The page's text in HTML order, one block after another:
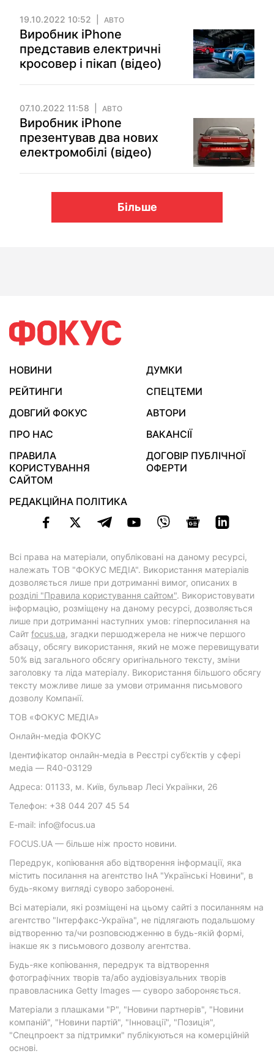
19.10.2022 10:52 АВТО
Виробник iPhone
представив електричні
кросовер і пікап (відео)
07.10.2022 11:58 АВТО
Виробник iPhone
презентував два нових
електромобілі (відео)
Більше
НОВИНИ
ДУМКИ
РЕЙТИНГИ
СПЕЦТЕМИ
ДОВГИЙ ФОКУС
АВТОРИ
ПРО НАС
ВАКАНСІЇ
ПРАВИЛА
КОРИСТУВАННЯ
САЙТОМ
ДОГОВІР ПУБЛІЧНОЇ
ОФЕРТИ
РЕДАКЦІЙНА ПОЛІТИКА
Всі права на матеріали, опубліковані на даному ресурсі,
належать ТОВ "ФОКУС МЕДІА". Використання матеріалів
дозволяється лише при дотриманні вимог, описаних в
розділі "Правила користування сайтом". Використовувати
інформацію, розміщену на даному ресурсі, дозволяється
лише при дотриманні наступних умов: гіперпосилання на
Cайт focus.ua, згадки першоджерела не нижче першого
абзацу, обсягу використання, який не може перевищувати
50% від загального обсягу оригінального тексту, зміни
заголовку та ліда матеріалу. Використання більшого обсягу
тексту можливе лише за умови отримання письмового
дозволу Компанії.
ТОВ «ФОКУС МЕДІА»
Онлайн-медіа ФОКУС
Ідентифікатор онлайн-медіа в Реєстрі суб’єктів у сфері
медіа — R40-03129
Адреса: 01133, м. Київ, бульвар Лесі Українки, 26
Телефон: +38 044 207 45 54
E-mail: info@focus.ua
FOCUS.UA — більше ніж просто новини.
Передрук, копіювання або відтворення інформації, яка
містить посилання на агентство ІнА "Українські Новини", в
будь-якому вигляді суворо заборонені.
Всі матеріали, які розміщені на цьому сайті з посиланням на
агентство "Інтерфакс-Україна", не підлягають подальшому
відтворенню та/чи розповсюдженню в будь-якій формі,
інакше як з письмового дозволу агентства.
Будь-яке копіювання, передрук та відтворення
фотографічних творів та/або аудіовізуальних творів
правовласника Getty Images — суворо забороняється.
Матеріали з плашками "Р", "Новини партнерів", "Новини
компаній", "Новини партій", "Інновації", "Позиція",
"Спецпроект за підтримки" публікуються на комерційній
основі.